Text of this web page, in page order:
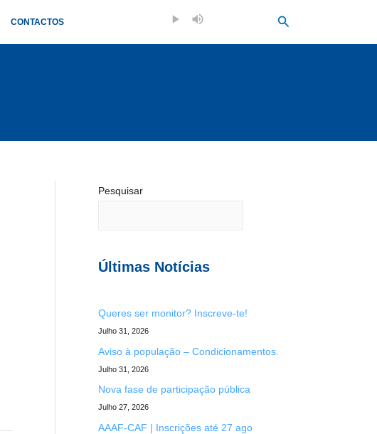
CONTACTOS Search
Pesquisar
Últimas Notícias
Queres ser monitor? Inscreve-te!
Julho 31, 2026
Aviso à população – Condicionamentos.
Julho 31, 2026
Nova fase de participação pública
Julho 27, 2026
AAAF-CAF | Inscrições até 27 ago